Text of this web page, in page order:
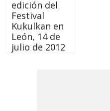
edición del
Festival
Kukulkan en
León, 14 de
julio de 2012